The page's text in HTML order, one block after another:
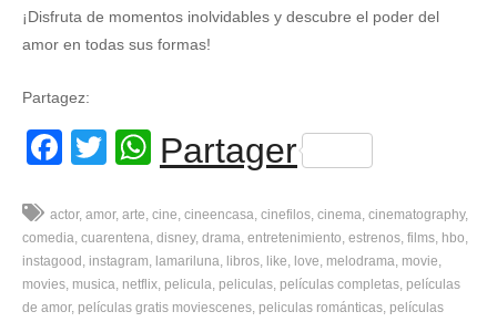
¡Disfruta de momentos inolvidables y descubre el poder del
amor en todas sus formas!
Partagez:
Facebook
Twitter
WhatsApp
Partager
actor amor arte cine cineencasa cinefilos cinema cinematography
comedia cuarentena disney drama entretenimiento estrenos films hbo
instagood
instagram lamariluna libros like love melodrama movie
movies musica netflix pelicula peliculas películas completas películas
de amor películas gratis moviescenes peliculas románticas películas